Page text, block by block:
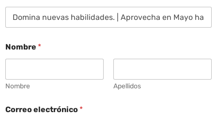
Nombre *
Nombre Apellidos
Correo electrónico *